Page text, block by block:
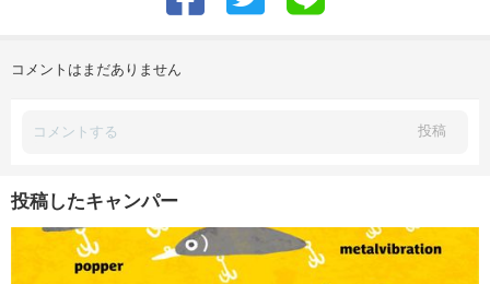
コメントはまだありません
投稿
投稿したキャンパー